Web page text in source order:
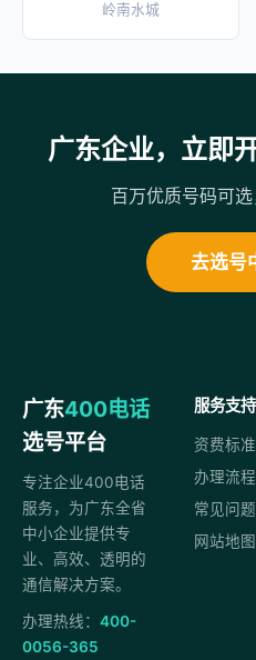
岭南水城
广东企业，立即
百万优质号码可
去选号
广东400电话
选号平台
专注企业400电话
服务，为广东全省
中小企业提供专
业、高效、透明的
通信解决方案。
办理热线： 400-
0056-365
服务支持
资费标准
办理流程
常见问题
网站地图